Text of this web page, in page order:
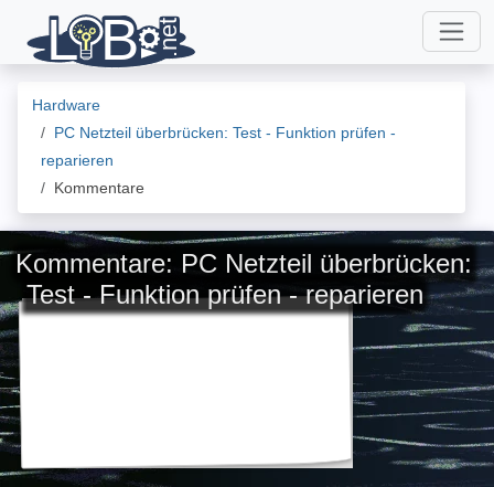
Hardware
PC Netzteil überbrücken: Test - Funktion prüfen -
reparieren
Kommentare
Kommentare: PC Netzteil überbrücken:
Test - Funktion prüfen - reparieren